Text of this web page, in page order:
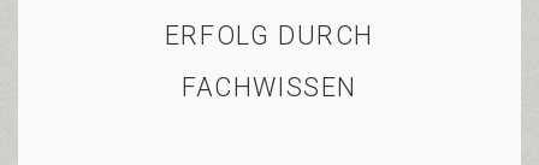
ERFOLG DURCH
FACHWISSEN